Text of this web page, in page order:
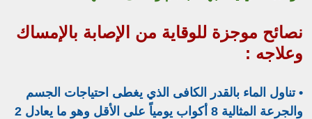
نصائح موجزة للوقاية من الإصابة بالإمساك
وعلاجه :
• تناول الماء بالقدر الكافى الذي يغطى احتياجات الجسم
والجرعة المثالية 8 أكواب يومياً على الأقل وهو ما يعادل 2